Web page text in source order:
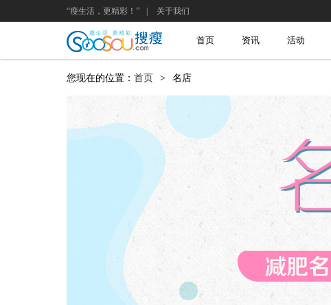
“瘦生活，更精彩！” 关于我们
首页 资讯 活动
您现在的位置： 首页 > 名店